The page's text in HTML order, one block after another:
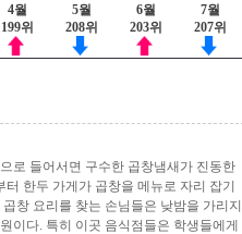
4월
199위
5월
208위
6월
203위
7월
207위
로 들어서면 구수한 곱창냄새가 진동한
한두 가게가 곱창을 메뉴로 자리 잡기
창 요리를 찾는 손님들은 낮밤을 가리지
이다. 특히 이곳 음식점들은 학생들에게